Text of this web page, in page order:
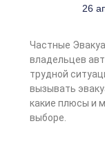
26
Частные
владельцев
трудной
вызывать
какие плюсы и
выборе.